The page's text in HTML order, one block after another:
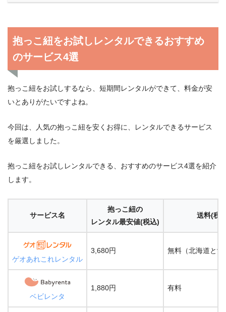
抱っこ紐をお試しレンタルできるおすすめ
のサービス4選
抱っこ紐をお試しするなら、短期間レンタルができて、料金が安
いとありがたいですよね。
今回は、人気の抱っこ紐を安くお得に、レンタルできるサービス
を厳選しました。
抱っこ紐をお試しレンタルできる、おすすめのサービス4選を紹介
します。
サービス名
抱っこ紐の
レンタル最安値(税込)
送料(税
ゲオあれこれレンタル
3,680円 無料（北海道と沖
ベビレンタ
1,880円 有料